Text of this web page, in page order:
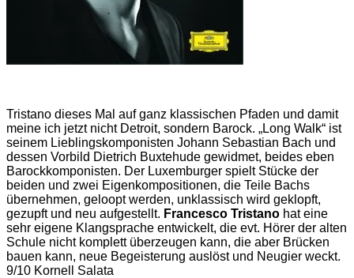
Tristano dieses Mal auf ganz klassischen Pfaden und damit
meine ich jetzt nicht Detroit, sondern Barock. „Long Walk“ ist
seinem Lieblingskomponisten Johann Sebastian Bach und
dessen Vorbild Dietrich Buxtehude gewidmet, beides eben
Barockkomponisten. Der Luxemburger spielt Stücke der
beiden und zwei Eigenkompositionen, die Teile Bachs
übernehmen, geloopt werden, unklassisch wird geklopft,
gezupft und neu aufgestellt. Francesco Tristano hat eine
sehr eigene Klangsprache entwickelt, die evt. Hörer der alten
Schule nicht komplett überzeugen kann, die aber Brücken
bauen kann, neue Begeisterung auslöst und Neugier weckt.
9/10 Kornell Salata